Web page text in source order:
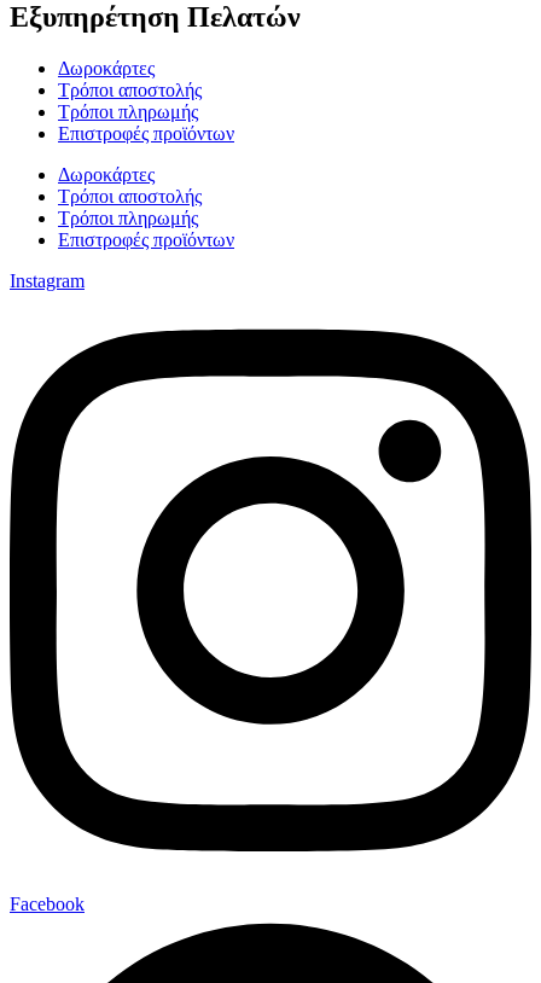
Εξυπηρέτηση Πελατών
Δωροκάρτες
Τρόποι αποστολής
Τρόποι πληρωμής
Επιστροφές προϊόντων
Δωροκάρτες
Τρόποι αποστολής
Τρόποι πληρωμής
Επιστροφές προϊόντων
Instagram
Facebook